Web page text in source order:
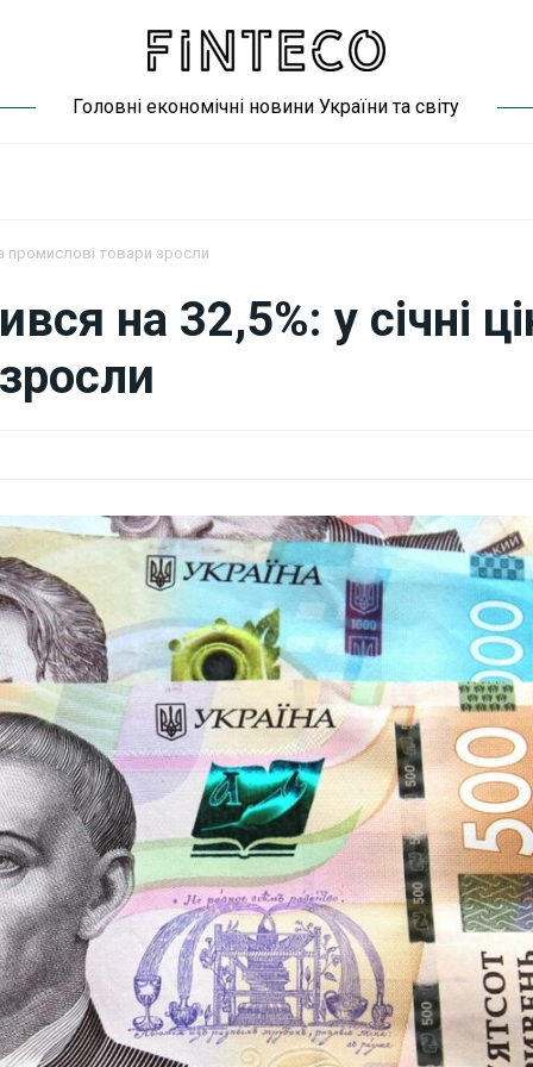
Головні економічні новини України та світу
промислові товари зросли
на 32,5%: у січні